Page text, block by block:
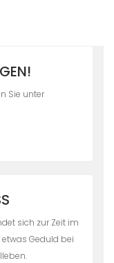
Sie unter
sich zur Zeit im
Geduld bei